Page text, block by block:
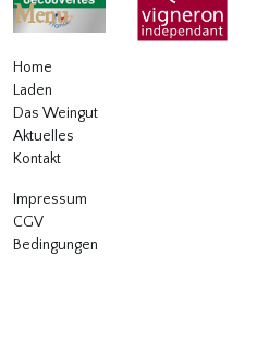
Menu
Home
Laden
Das Weingut
Aktuelles
Kontakt
Impressum
CGV
Bedingungen